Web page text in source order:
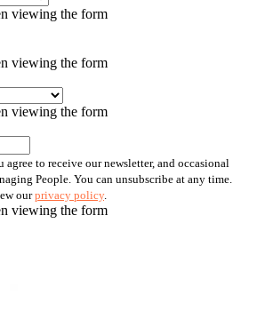
viewing the form
viewing the form
viewing the form
to receive our newsletter, and occasional
People. You can unsubscribe at any time.
ourprivacy policy.
viewing the form